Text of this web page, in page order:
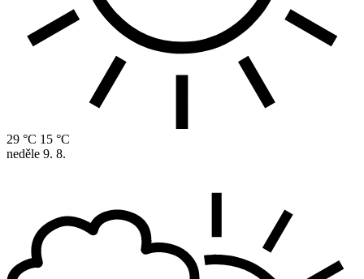
29 °C 15 °C
neděle 9. 8.